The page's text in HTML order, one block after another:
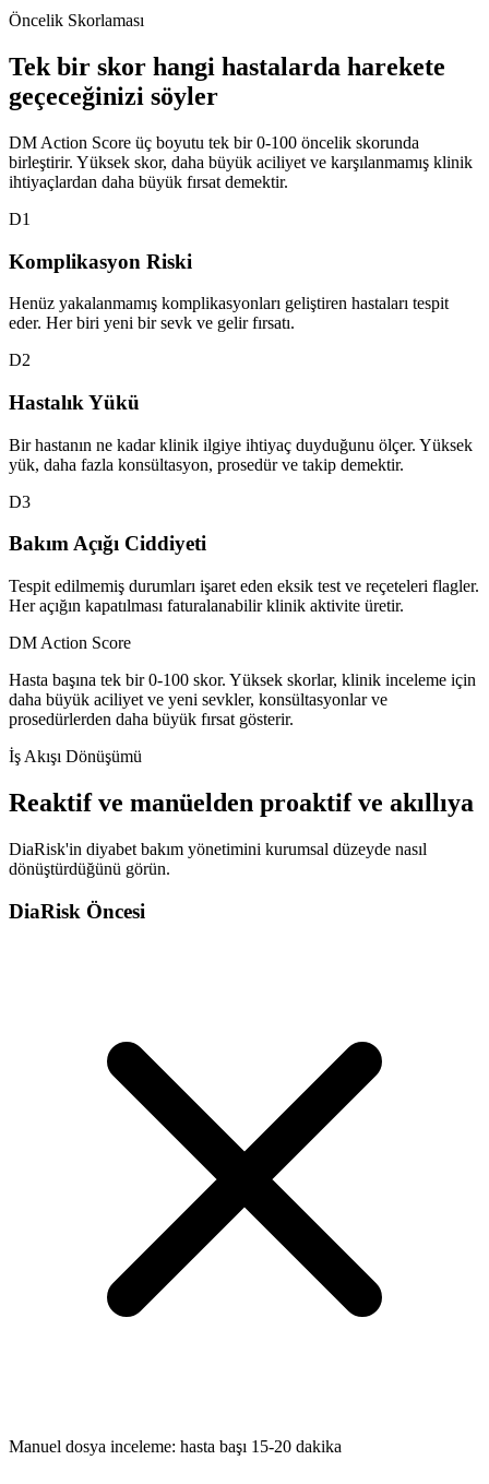
Öncelik Skorlaması
Tek bir skor hangi hastalarda harekete
geçeceğinizi söyler
DM Action Score üç boyutu tek bir 0-100 öncelik skorunda
birleştirir. Yüksek skor, daha büyük aciliyet ve karşılanmamış klinik
ihtiyaçlardan daha büyük fırsat demektir.
D1
Komplikasyon Riski
Henüz yakalanmamış komplikasyonları geliştiren hastaları tespit
eder. Her biri yeni bir sevk ve gelir fırsatı.
D2
Hastalık Yükü
Bir hastanın ne kadar klinik ilgiye ihtiyaç duyduğunu ölçer. Yüksek
yük, daha fazla konsültasyon, prosedür ve takip demektir.
D3
Bakım Açığı Ciddiyeti
Tespit edilmemiş durumları işaret eden eksik test ve reçeteleri flagler.
Her açığın kapatılması faturalanabilir klinik aktivite üretir.
DM Action Score
Hasta başına tek bir 0-100 skor. Yüksek skorlar, klinik inceleme için
daha büyük aciliyet ve yeni sevkler, konsültasyonlar ve
prosedürlerden daha büyük fırsat gösterir.
İş Akışı Dönüşümü
Reaktif ve manüelden proaktif ve akıllıya
DiaRisk'in diyabet bakım yönetimini kurumsal düzeyde nasıl
dönüştürdüğünü görün.
DiaRisk Öncesi
Manuel dosya inceleme: hasta başı 15-20 dakika